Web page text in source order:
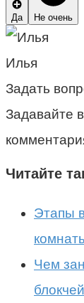
Да Не очень
Илья
Задать
Задавайте
Читайте
Этапы
Чем